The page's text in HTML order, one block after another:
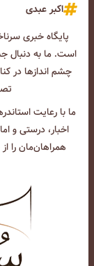
اکبر عبدی
پایگاه خبری
است. ما به دنبال
چشم انداز‌ها در
ما با رعایت
اخبار، درستی و
همراهان‌مان را